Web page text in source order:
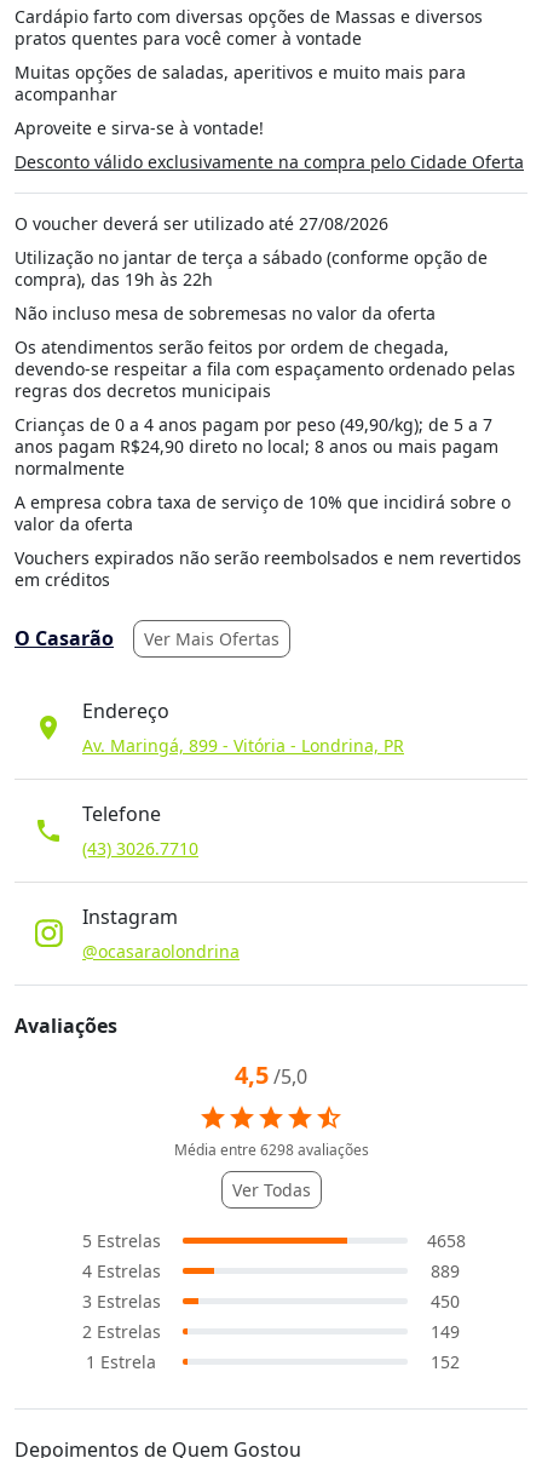
Cardápio farto com diversas opções de Massas e diversos
pratos quentes para você comer à vontade
Muitas opções de saladas, aperitivos e muito mais para
acompanhar
Aproveite e sirva-se à vontade!
Desconto válido exclusivamente na compra pelo Cidade Oferta
O voucher deverá ser utilizado até 27/08/2026
Utilização no jantar de terça a sábado (conforme opção de
compra), das 19h às 22h
Não incluso mesa de sobremesas no valor da oferta
Os atendimentos serão feitos por ordem de chegada,
devendo-se respeitar a fila com espaçamento ordenado pelas
regras dos decretos municipais
Crianças de 0 a 4 anos pagam por peso (49,90/kg); de 5 a 7
anos pagam R$24,90 direto no local; 8 anos ou mais pagam
normalmente
A empresa cobra taxa de serviço de 10% que incidirá sobre o
valor da oferta
Vouchers expirados não serão reembolsados e nem revertidos
em créditos
O Casarão Ver Mais Ofertas
location_on
Endereço
Av. Maringá, 899 - Vitória - Londrina, PR
phone
Telefone
(43) 3026.7710
Instagram
@ocasaraolondrina
Avaliações
4,5/5,0
starstarstarstarstar_half
Média entre 6298avaliações
Ver Todas
5 Estrelas
4658
4 Estrelas
889
3 Estrelas
450
2 Estrelas
149
1 Estrela 152
Depoimentos de Quem Gostou